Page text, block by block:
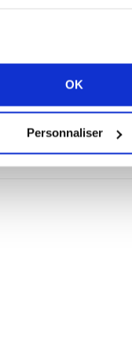
OK
Personnaliser